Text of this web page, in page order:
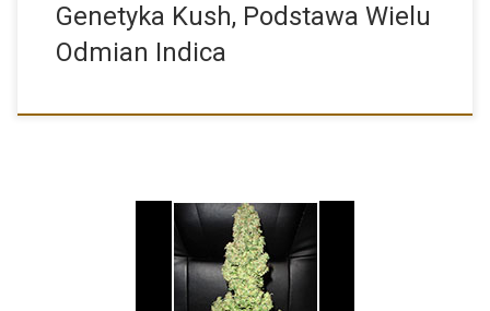
Genetyka Kush, Podstawa Wielu
Odmian Indica